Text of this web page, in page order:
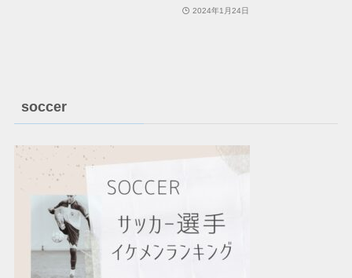
2024年1月24日
soccer